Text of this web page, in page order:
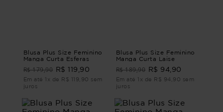
Blusa Plus Size Feminino
Manga Curta Esferas
R$ 179,90 R$ 119,90
Em até 1x de R$ 119,90 sem
juros
Blusa Plus Size Feminino
Manga Curta Laise
R$ 189,90 R$ 94,90
Em até 1x de R$ 94,90 sem
juros